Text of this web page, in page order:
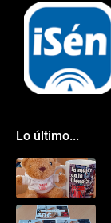
Lo último...